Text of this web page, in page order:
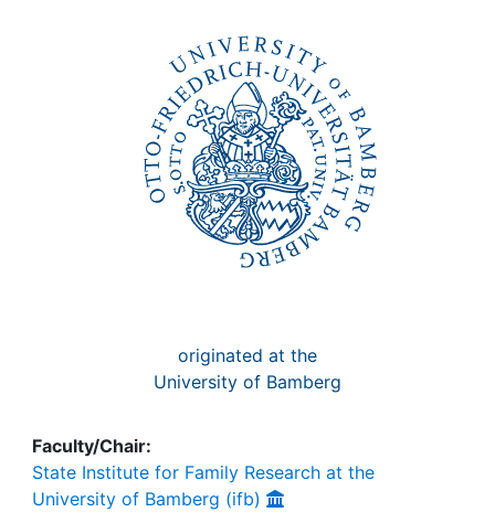
originated at the
University of Bamberg
Faculty/Chair:
State Institute for Family Research at the
University of Bamberg (ifb)